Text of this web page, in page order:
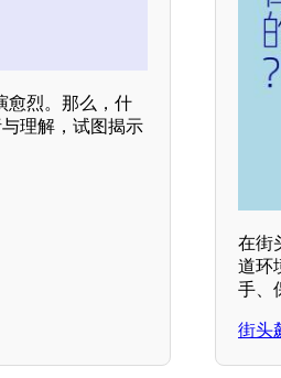
愈烈。那么，什
理解，试图揭示
在街
道环
手、
街头